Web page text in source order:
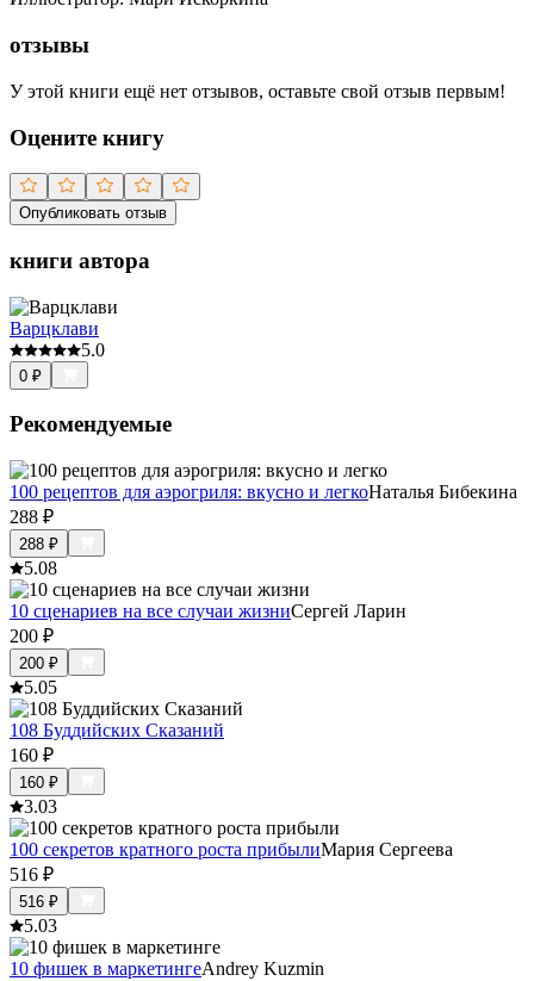
отзывы
У этой книги ещё нет отзывов, оставьте свой отзыв первым!
Оцените книгу
Опубликовать отзыв
книги автора
Варцклави
5.0
0 ₽
Рекомендуемые
100 рецептов для аэрогриля: вкусно и легкоНаталья Бибекина
288 ₽
288 ₽
5.08
10 сценариев на все случаи жизниСергей Ларин
200 ₽
200 ₽
5.05
108 Буддийских Сказаний
160 ₽
160 ₽
3.03
100 секретов кратного роста прибылиМария Сергеева
516 ₽
516 ₽
5.03
10 фишек в маркетингеAndrey Kuzmin